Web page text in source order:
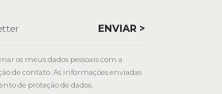
os meus dados pessoais com a
de contato. As informações enviadas
de proteção de dados.